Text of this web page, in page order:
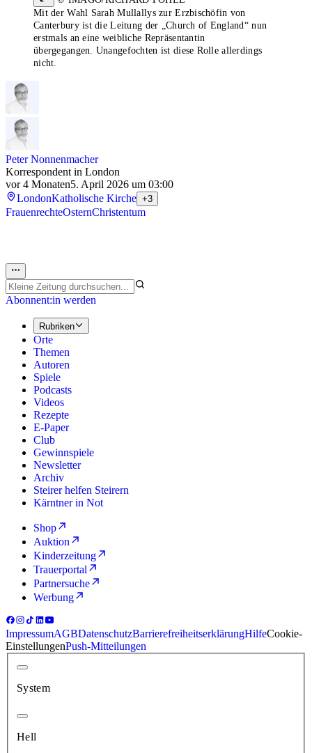
Mit der Wahl Sarah Mullallys zur Erzbischöfin von
Canterbury ist die Leitung der „Church of England“ nun
erstmals an eine weibliche Repräsentantin
übergegangen. Unangefochten ist diese Rolle allerdings
nicht.
Peter Nonnenmacher
Korrespondent in London
vor 4 Monaten5. April 2026 um 03:00
LondonKatholische Kirche +3
FrauenrechteOsternChristentum
Abonnent:in werden
Rubriken
Orte
Themen
Autoren
Spiele
Podcasts
Videos
Rezepte
E-Paper
Club
Gewinnspiele
Newsletter
Archiv
Steirer helfen Steirern
Kärntner in Not
Shop
Auktion
Kinderzeitung
Trauerportal
Partnersuche
Werbung
ImpressumAGBDatenschutzBarrierefreiheitserklärungHilfeCookie-
EinstellungenPush-Mitteilungen
System
Hell